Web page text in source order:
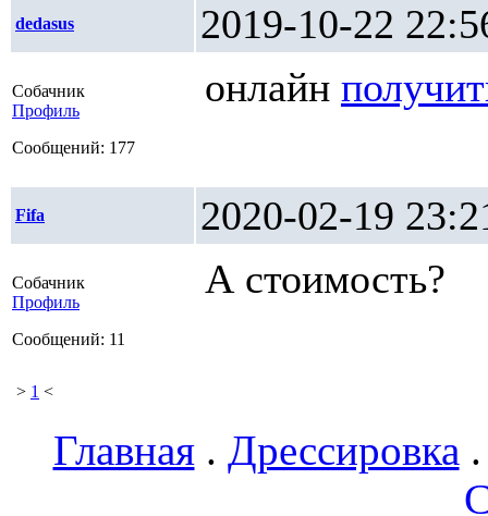
dedasus 2019-10-22
Собачник
Профиль
Сообщений: 177
онлайн
Fifa 2020-02-19
Собачник
Профиль
Сообщений: 11
А стоимость?
> 1 <
Главная. Дрессировка